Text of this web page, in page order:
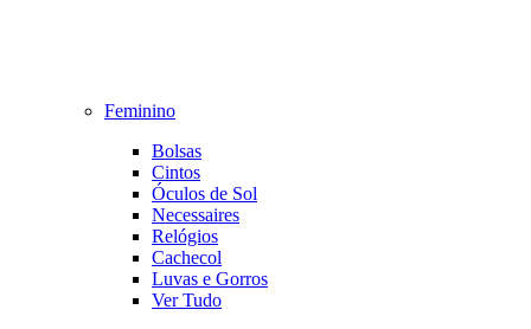
Feminino
Bolsas
Cintos
Óculos de Sol
Necessaires
Relógios
Cachecol
Luvas e Gorros
Ver Tudo